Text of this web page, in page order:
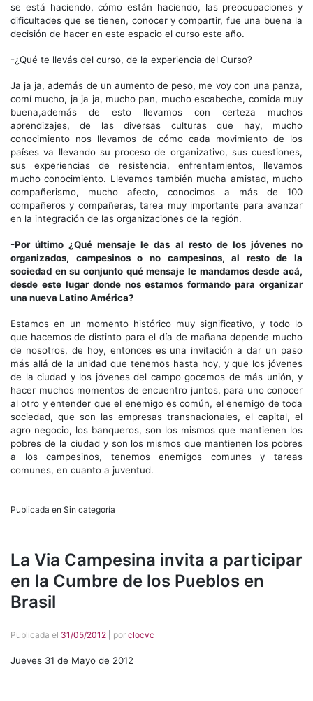
se está haciendo, cómo están haciendo, las preocupaciones y
dificultades que se tienen, conocer y compartir, fue una buena la
decisión de hacer en este espacio el curso este año.
-¿Qué te llevás del curso, de la experiencia del Curso?
Ja ja ja, además de un aumento de peso, me voy con una panza,
comí mucho, ja ja ja, mucho pan, mucho escabeche, comida muy
buena,además de esto llevamos con certeza muchos
aprendizajes, de las diversas culturas que hay, mucho
conocimiento nos llevamos de cómo cada movimiento de los
países va llevando su proceso de organizativo, sus cuestiones,
sus experiencias de resistencia, enfrentamientos, llevamos
mucho conocimiento. Llevamos también mucha amistad, mucho
compañerismo, mucho afecto, conocimos a más de 100
compañeros y compañeras, tarea muy importante para avanzar
en la integración de las organizaciones de la región.
-Por último ¿Qué mensaje le das al resto de los jóvenes no
organizados, campesinos o no campesinos, al resto de la
sociedad en su conjunto qué mensaje le mandamos desde acá,
desde este lugar donde nos estamos formando para organizar
una nueva Latino América?
Estamos en un momento histórico muy significativo, y todo lo
que hacemos de distinto para el día de mañana depende mucho
de nosotros, de hoy, entonces es una invitación a dar un paso
más allá de la unidad que tenemos hasta hoy, y que los jóvenes
de la ciudad y los jóvenes del campo gocemos de más unión, y
hacer muchos momentos de encuentro juntos, para uno conocer
al otro y entender que el enemigo es común, el enemigo de toda
sociedad, que son las empresas transnacionales, el capital, el
agro negocio, los banqueros, son los mismos que mantienen los
pobres de la ciudad y son los mismos que mantienen los pobres
a los campesinos, tenemos enemigos comunes y tareas
comunes, en cuanto a juventud.
Publicada en Sin categoría
La Via Campesina invita a participar
en la Cumbre de los Pueblos en
Brasil
Publicada el 31/05/2012 por clocvc
Jueves 31 de Mayo de 2012